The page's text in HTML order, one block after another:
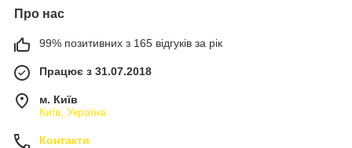
Про нас
99% позитивних з 165 відгуків за рік
Працює з 31.07.2018
м. Київ
Київ, Україна
Контакти